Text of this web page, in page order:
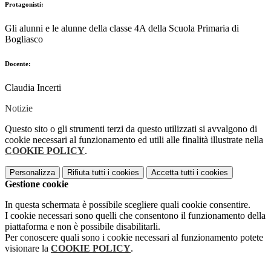
Protagonisti:
Gli alunni e le alunne della classe 4A della Scuola Primaria di
Bogliasco
Docente:
Claudia Incerti
Notizie
Questo sito o gli strumenti terzi da questo utilizzati si avvalgono di
cookie necessari al funzionamento ed utili alle finalità illustrate nella
COOKIE POLICY.
Personalizza Rifiuta tutti i cookies Accetta tutti i cookies
Gestione cookie
In questa schermata è possibile scegliere quali cookie consentire.
I cookie necessari sono quelli che consentono il funzionamento della
piattaforma e non è possibile disabilitarli.
Per conoscere quali sono i cookie necessari al funzionamento potete
visionare la COOKIE POLICY.